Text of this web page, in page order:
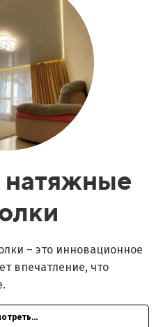
– это инновационное
впечатление, что